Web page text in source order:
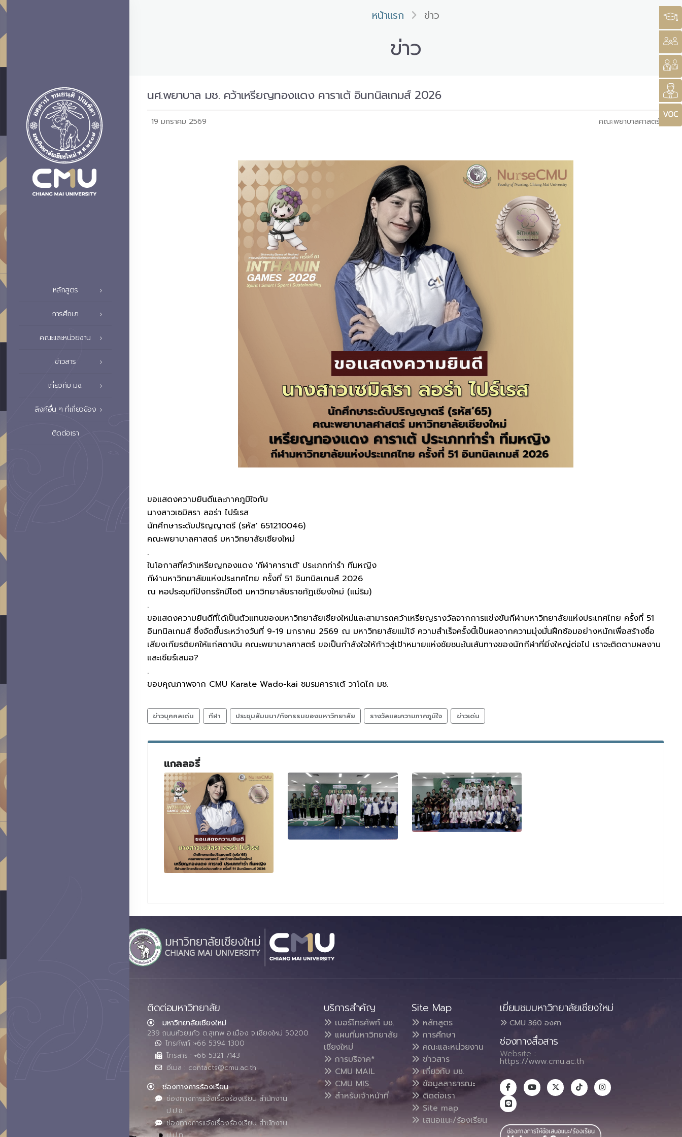
หลักสูตร
การศึกษา
คณะและหน่วยงาน
ข่าวสาร
เกี่ยวกับ มช.
ลิงค์อื่น ๆ ที่เกี่ยวข้อง
ติดต่อเรา
หน้าแรก ข่าว
ข่าว
นศ.พยาบาล มช. คว้าเหรียญทองแดง คาราเต้ อินทนิลเกมส์ 2026
19 มกราคม 2569 คณะพยาบาลศาสตร์
ขอแสดงความยินดีและภาคภูมิใจกับ
นางสาวเซมิสรา ลอร่า ไปร์เรส
นักศึกษาระดับปริญญาตรี (รหัส' 651210046)
คณะพยาบาลศาสตร์ มหาวิทยาลัยเชียงใหม่
.
ในโอกาสที่คว้าเหรียญทองแดง 'กีฬาคาราเต้' ประเภทท่ารำ ทีมหญิง
กีฬามหาวิทยาลัยแห่งประเทศไทย ครั้งที่ 51 อินทนิลเกมส์ 2026
ณ หอประชุมทีปังกรรัศมีโชติ มหาวิทยาลัยราชภัฏเชียงใหม่ (แม่ริม)
.
ขอแสดงความยินดีที่ได้เป็นตัวแทนของมหาวิทยาลัยเชียงใหม่และสามารถคว้าเหรียญรางวัลจากการแข่งขันกีฬามหาวิทยาลัยแห่งประเทศไทย ครั้งที่ 51
อินทนิลเกมส์ ซึ่งจัดขึ้นระหว่างวันที่ 9-19 มกราคม 2569 ณ มหาวิทยาลัยแม่โจ้ ความสำเร็จครั้งนี้เป็นผลจากความมุ่งมั่นฝึกซ้อมอย่างหนักเพื่อสร้างชื่อ
เสียงเกียรติยศให้แก่สถาบัน คณะพยาบาลศาสตร์ ขอเป็นกำลังใจให้ก้าวสู่เป้าหมายแห่งชัยชนะในเส้นทางของนักกีฬาที่ยิ่งใหญ่ต่อไป เราจะติดตามผลงาน
และเชียร์เสมอ?
.
ขอบคุณภาพจาก CMU Karate Wado-kai ชมรมคาราเต้ วาโดไก มช.
ข่าวบุคคลเด่น กีฬา ประชุมสัมมนา/กิจกรรมของมหาวิทยาลัย รางวัลและความภาคภูมิใจ ข่าวเด่น
แกลลอรี่
ติดต่อมหาวิทยาลัย
มหาวิทยาลัยเชียงใหม่
239 ถนนห้วยแก้ว ต.สุเทพ อ.เมือง จ.เชียงใหม่ 50200
โทรศัพท์ :+66 5394 1300
โทรสาร : +66 5321 7143
อีเมล : contacts@cmu.ac.th
ช่องทางการร้องเรียน
ช่องทางการแจ้งเรื่องร้องเรียน สำนักงาน
ป.ป.ช.
ช่องทางการแจ้งเรื่องร้องเรียน สำนักงาน
บริการสำคัญ
เบอร์โทรศัพท์ มช.
แผนที่มหาวิทยาลัย
เชียงใหม่
การบริจาค*
CMU MAIL
CMU MIS
สำหรับเจ้าหน้าที่
Site Map
หลักสูตร
การศึกษา
คณะและหน่วยงาน
ข่าวสาร
เกี่ยวกับ มช.
ข้อมูลสาธารณะ
ติดต่อเรา
Site map
เสนอแนะ/ร้องเรียน
เยี่ยมชมมหาวิทยาลัยเชียงใหม่
CMU 360 องศา
ช่องทางสื่อสาร
Website :
https://www.cmu.ac.th